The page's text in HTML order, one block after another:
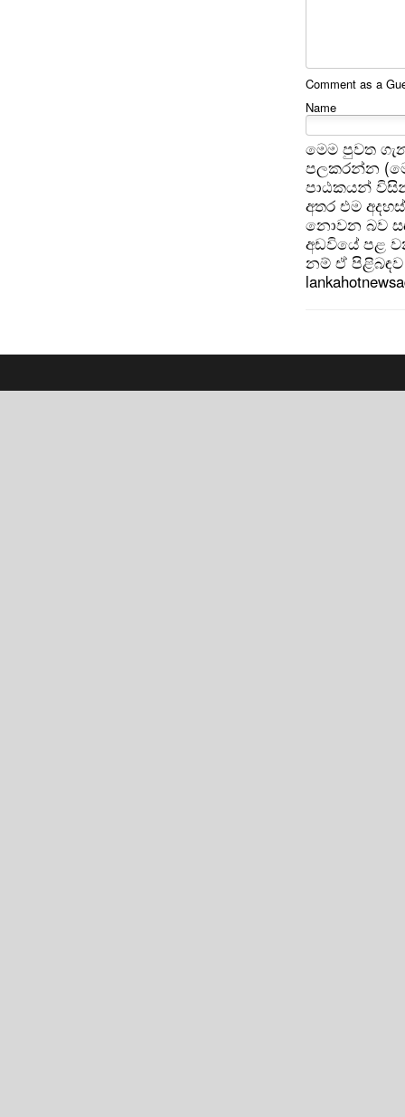
Comment as a
Name
මෙම පුවත
පලකරන්න
පාඨකයන්
අතර එම
නොවන බව
අඩවියේ පළ
නම් ඒ පිළිබඳව